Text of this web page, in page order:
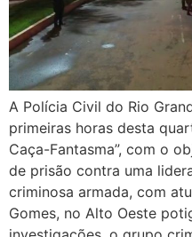
A Polícia Civil do Rio
primeiras horas desta
Caça-Fantasma”, com o
de prisão contra uma
criminosa armada, com
Gomes, no Alto Oeste